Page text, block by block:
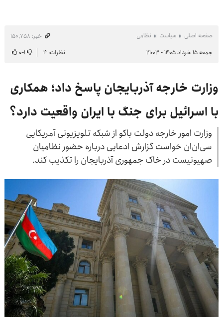
صفحه اصلی سیاست نظامی
خبر: ۱۵۰٬۷۵۸
جمعه ۱۵ خرداد ۱۴۰۵ - ۲۱:۰۳
نظرات: ۴ ۱-۰
وزارت خارجه آذربایجان پاسخ داد؛ همکاری
با اسرائیل برای جنگ با ایران واقعیت دارد؟
وزارت امور خارجه دولت باکو از شبکه تلویزیونی آمریکایی
سی‌ان‌ان خواست گزارش ادعایی درباره حضور نظامیان
صهیونیست در خاک جمهوری آذربایجان را تکذیب کند.